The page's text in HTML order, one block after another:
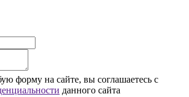
форму на сайте, вы соглашаетесь с
данного сайта